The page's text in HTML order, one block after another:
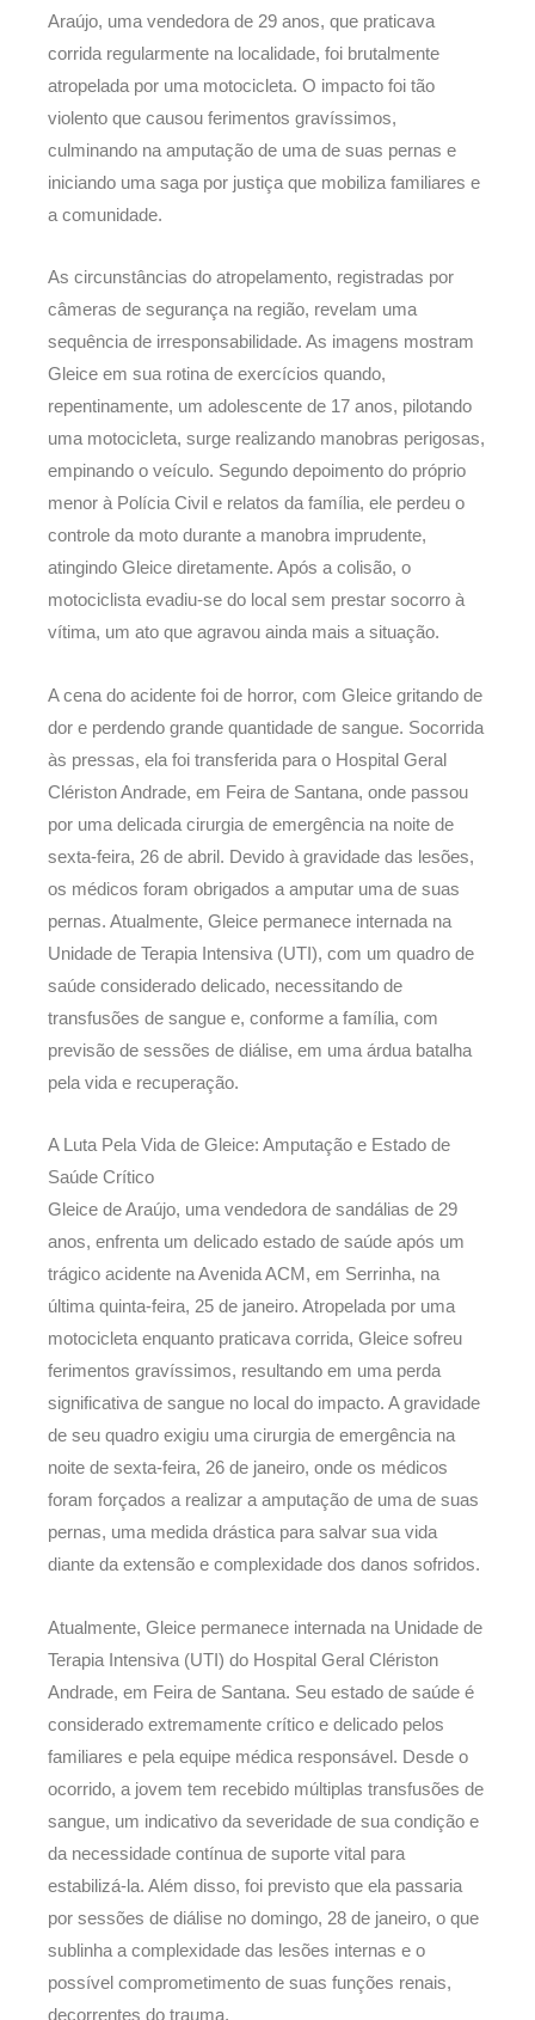
Araújo, uma vendedora de 29 anos, que praticava
corrida regularmente na localidade, foi brutalmente
atropelada por uma motocicleta. O impacto foi tão
violento que causou ferimentos gravíssimos,
culminando na amputação de uma de suas pernas e
iniciando uma saga por justiça que mobiliza familiares e
a comunidade.
As circunstâncias do atropelamento, registradas por
câmeras de segurança na região, revelam uma
sequência de irresponsabilidade. As imagens mostram
Gleice em sua rotina de exercícios quando,
repentinamente, um adolescente de 17 anos, pilotando
uma motocicleta, surge realizando manobras perigosas,
empinando o veículo. Segundo depoimento do próprio
menor à Polícia Civil e relatos da família, ele perdeu o
controle da moto durante a manobra imprudente,
atingindo Gleice diretamente. Após a colisão, o
motociclista evadiu-se do local sem prestar socorro à
vítima, um ato que agravou ainda mais a situação.
A cena do acidente foi de horror, com Gleice gritando de
dor e perdendo grande quantidade de sangue. Socorrida
às pressas, ela foi transferida para o Hospital Geral
Clériston Andrade, em Feira de Santana, onde passou
por uma delicada cirurgia de emergência na noite de
sexta-feira, 26 de abril. Devido à gravidade das lesões,
os médicos foram obrigados a amputar uma de suas
pernas. Atualmente, Gleice permanece internada na
Unidade de Terapia Intensiva (UTI), com um quadro de
saúde considerado delicado, necessitando de
transfusões de sangue e, conforme a família, com
previsão de sessões de diálise, em uma árdua batalha
pela vida e recuperação.
A Luta Pela Vida de Gleice: Amputação e Estado de
Saúde Crítico
Gleice de Araújo, uma vendedora de sandálias de 29
anos, enfrenta um delicado estado de saúde após um
trágico acidente na Avenida ACM, em Serrinha, na
última quinta-feira, 25 de janeiro. Atropelada por uma
motocicleta enquanto praticava corrida, Gleice sofreu
ferimentos gravíssimos, resultando em uma perda
significativa de sangue no local do impacto. A gravidade
de seu quadro exigiu uma cirurgia de emergência na
noite de sexta-feira, 26 de janeiro, onde os médicos
foram forçados a realizar a amputação de uma de suas
pernas, uma medida drástica para salvar sua vida
diante da extensão e complexidade dos danos sofridos.
Atualmente, Gleice permanece internada na Unidade de
Terapia Intensiva (UTI) do Hospital Geral Clériston
Andrade, em Feira de Santana. Seu estado de saúde é
considerado extremamente crítico e delicado pelos
familiares e pela equipe médica responsável. Desde o
ocorrido, a jovem tem recebido múltiplas transfusões de
sangue, um indicativo da severidade de sua condição e
da necessidade contínua de suporte vital para
estabilizá-la. Além disso, foi previsto que ela passaria
por sessões de diálise no domingo, 28 de janeiro, o que
sublinha a complexidade das lesões internas e o
possível comprometimento de suas funções renais,
decorrentes do trauma.